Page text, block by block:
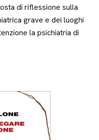
di riflessione sulla
grave e dei luoghi
la psichiatria di